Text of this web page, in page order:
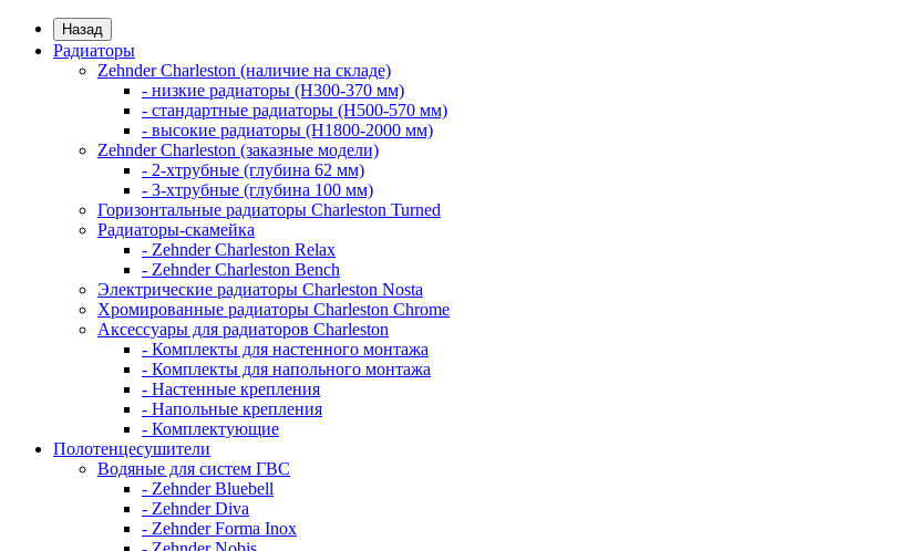
Назад
Радиаторы
Zehnder Charleston (наличие на складе)
- низкие радиаторы (H300-370 мм)
- стандартные радиаторы (H500-570 мм)
- высокие радиаторы (H1800-2000 мм)
Zehnder Charleston (заказные модели)
- 2-хтрубные (глубина 62 мм)
- 3-хтрубные (глубина 100 мм)
Горизонтальные радиаторы Charleston Turned
Радиаторы-скамейка
- Zehnder Charleston Relax
- Zehnder Charleston Bench
Электрические радиаторы Charleston Nosta
Хромированные радиаторы Charleston Chrome
Аксессуары для радиаторов Charleston
- Комплекты для настенного монтажа
- Комплекты для напольного монтажа
- Настенные крепления
- Напольные крепления
- Комплектующие
Полотенцесушители
Водяные для систем ГВС
- Zehnder Bluebell
- Zehnder Diva
- Zehnder Forma Inox